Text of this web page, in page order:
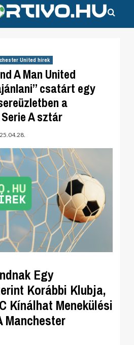
United hírek
A Man United
csatárt egy
a
A sztár
Egy
Korábbi Klubja,
Kínálhat Menekülési
Manchester